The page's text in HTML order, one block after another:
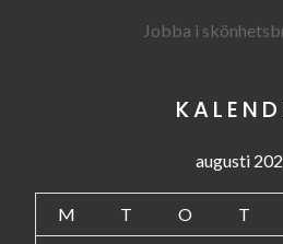
Jobba i
augusti
M T O T